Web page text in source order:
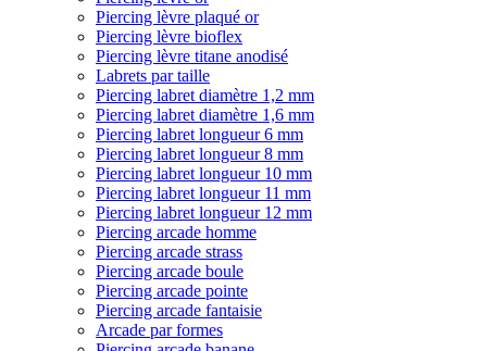
Piercing lèvre plaqué or
Piercing lèvre bioflex
Piercing lèvre titane anodisé
Labrets par taille
Piercing labret diamètre 1,2 mm
Piercing labret diamètre 1,6 mm
Piercing labret longueur 6 mm
Piercing labret longueur 8 mm
Piercing labret longueur 10 mm
Piercing labret longueur 11 mm
Piercing labret longueur 12 mm
Piercing arcade homme
Piercing arcade strass
Piercing arcade boule
Piercing arcade pointe
Piercing arcade fantaisie
Arcade par formes